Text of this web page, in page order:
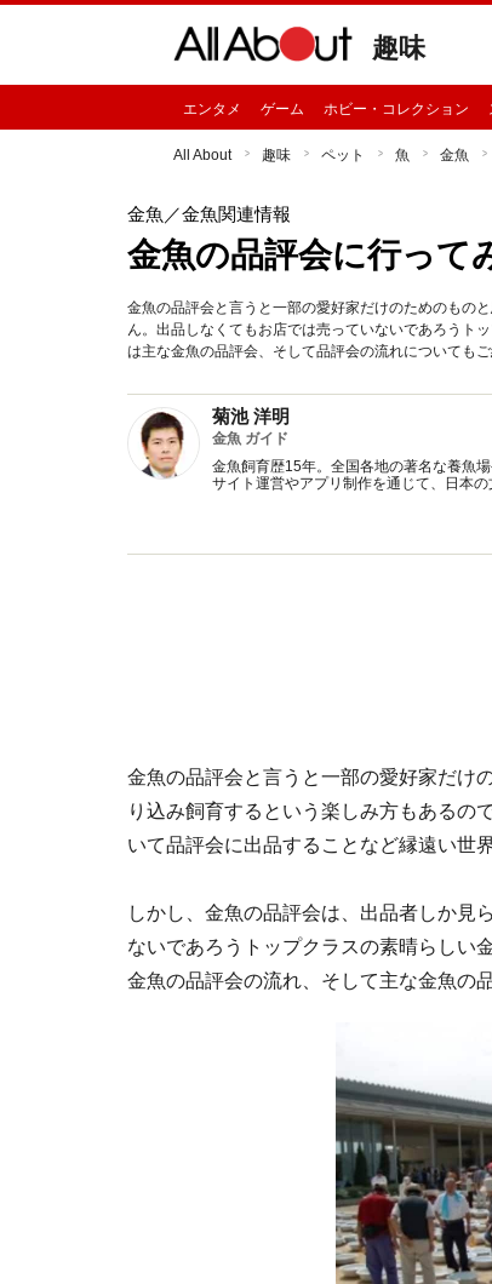
趣味
エンタメ ゲーム ホビー・コレクション
All About 趣味 ペット 魚 金魚
金魚 ／金魚関連情報
金魚の品評会に行って
金魚の品評会と言うと一部の愛好家だけのためのもの
ん。出品しなくてもお店では売っていないであろうト
は主な金魚の品評会、そして品評会の流れについてもご
菊池 洋明
金魚 ガイド
金魚飼育歴15年。全国各地の著名な養魚
サイト運営やアプリ制作を通じて、日本の
金魚の品評会と言うと一部の愛好家だけ
り込み飼育するという楽しみ方もあるの
いて品評会に出品することなど縁遠い世
しかし、金魚の品評会は、出品者しか見
ないであろうトップクラスの素晴らしい
金魚の品評会の流れ、そして主な金魚の